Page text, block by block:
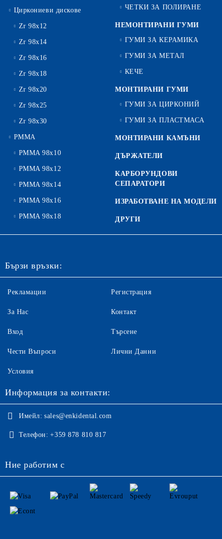
Циркониеви дискове
Zr 98x12
Zr 98x14
Zr 98x16
Zr 98x18
Zr 98x20
Zr 98x25
Zr 98x30
PMMA
PMMA 98x10
PMMA 98x12
PMMA 98x14
PMMA 98x16
PMMA 98x18
ЧЕТКИ ЗА ПОЛИРАНЕ
НЕМОНТИРАНИ ГУМИ
ГУМИ ЗА КЕРАМИКА
ГУМИ ЗА МЕТАЛ
КЕЧЕ
МОНТИРАНИ ГУМИ
ГУМИ ЗА ЦИРКОНИЙ
ГУМИ ЗА ПЛАСТМАСА
МОНТИРАНИ КАМЪНИ
ДЪРЖАТЕЛИ
КАРБОРУНДОВИ
СЕПАРАТОРИ
ИЗРАБОТВАНЕ НА МОДЕЛИ
ДРУГИ
Бързи връзки:
Рекламации
За Нас
Вход
Чести Въпроси
Регистрация
Контакт
Търсене
Лични Данни
Условия
Информация за контакти:
Имейл: sales@enkidental.com
Телефон: +359 878 810 817
Ние работим с